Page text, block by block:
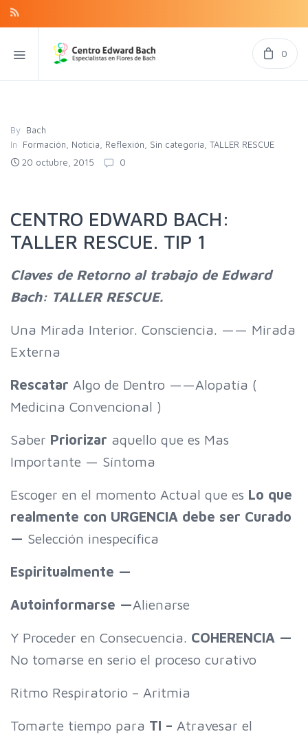
0
By Bach
In
Formación Noticia Reflexión Sin categoría TALLER RESCUE
20 octubre, 2015
0
CENTRO EDWARD BACH:
TALLER RESCUE. TIP 1
Claves de Retorno al trabajo de Edward
Bach: TALLER RESCUE.
Una Mirada Interior. Consciencia. —— Mirada
Externa
Rescatar Algo de Dentro ——Alopatía (
Medicina Convencional )
Saber Priorizar aquello que es Mas
Importante — Síntoma
Escoger en el momento Actual que es Lo que
realmente con URGENCIA debe ser Curado
— Selección inespecífica
Espiritualmente —
Autoinformarse —Alienarse
Y Proceder en Consecuencia. COHERENCIA —
No tomarse en serio el proceso curativo
Ritmo Respiratorio – Aritmia
Tomarte tiempo para TI – Atravesar el